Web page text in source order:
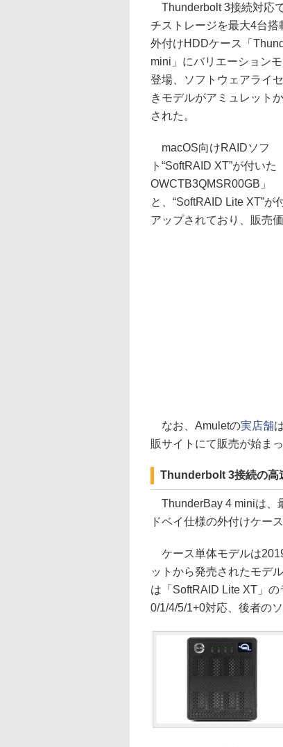
Thunderbolt 3接続対応
チストレージを最大4台搭
外付けHDDケース「
mini」にバリエーション
登場、ソフトウェアライ
きモデルがアミュレット
された。
macOS向けRAIDソフ
ト“SoftRAID XT”が付いた
OWCTB3QMSR00GB」
と、“SoftRAID Lite XT”
アップされており、販売
なお、Amuletの実店舗
販サイトにて販売が始まっ
Thunderbolt 3接続の高
ThunderBay 4 miniは、
ドベイ仕様の外付けケー
ケース単体モデルは
ットから発売されたモデ
は「SoftRAID Lite XT」
0/1/4/5/1+0対応、後者の